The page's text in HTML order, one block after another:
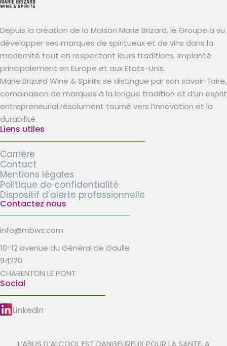
Depuis la création de la Maison Marie Brizard, le Groupe a su
développer ses marques de spiritueux et de vins dans la
modernité tout en respectant leurs traditions. Implanté
principalement en Europe et aux Etats-Unis.
Marie Brizard Wine & Spirits se distingue par son savoir-faire,
combinaison de marques à la longue tradition et d’un esprit
entrepreneurial résolument tourné vers l’innovation et la
durabilité.
Liens utiles
Carrière
Contact
Mentions légales
Politique de confidentialité
Dispositif d’alerte professionnelle
Contactez nous
info@mbws.com
10-12 avenue du Général de Gaulle
94220
CHARENTON LE PONT
Social
Linkedin
L’ABUS D’ALCOOL EST DANGEUREUX POUR LA SANTE, A